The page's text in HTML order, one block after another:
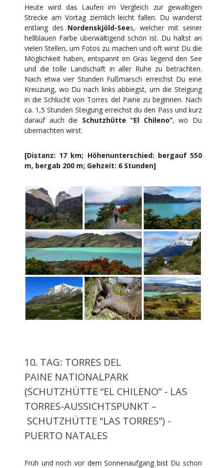
Heute wird das Laufen im Vergleich zur gewaltigen
Strecke am Vortag ziemlich leicht fallen. Du wanderst
entlang des Nordenskjöld-Sees, welcher mit seiner
hellblauen Farbe überwältigend schön ist. Du hältst an
vielen Stellen, um Fotos zu machen und oft wirst Du die
Möglichkeit haben, entspannt im Gras liegend den See
und die tolle Landschaft in aller Ruhe zu betrachten.
Nach etwa vier Stunden Fußmarsch erreichst Du eine
Kreuzung, wo Du nach links abbiegst, um die Steigung
in die Schlucht von Torres del Paine zu beginnen. Nach
ca. 1,5 Stunden Steigung erreichst du den Pass und kurz
darauf auch die Schutzhütte “El Chileno”, wo Du
übernachten wirst.
[Distanz: 17 km; Höhenunterschied: bergauf 550
m, bergab 200 m; Gehzeit: 6 Stunden]
10. TAG: TORRES DEL
PAINE NATIONALPARK
(SCHUTZHÜTTE “EL CHILENO” - LAS
TORRES-AUSSICHTSPUNKT –
SCHUTZHÜTTE “LAS TORRES”) -
PUERTO NATALES
Früh und noch vor dem Sonnenaufgang bist Du schon